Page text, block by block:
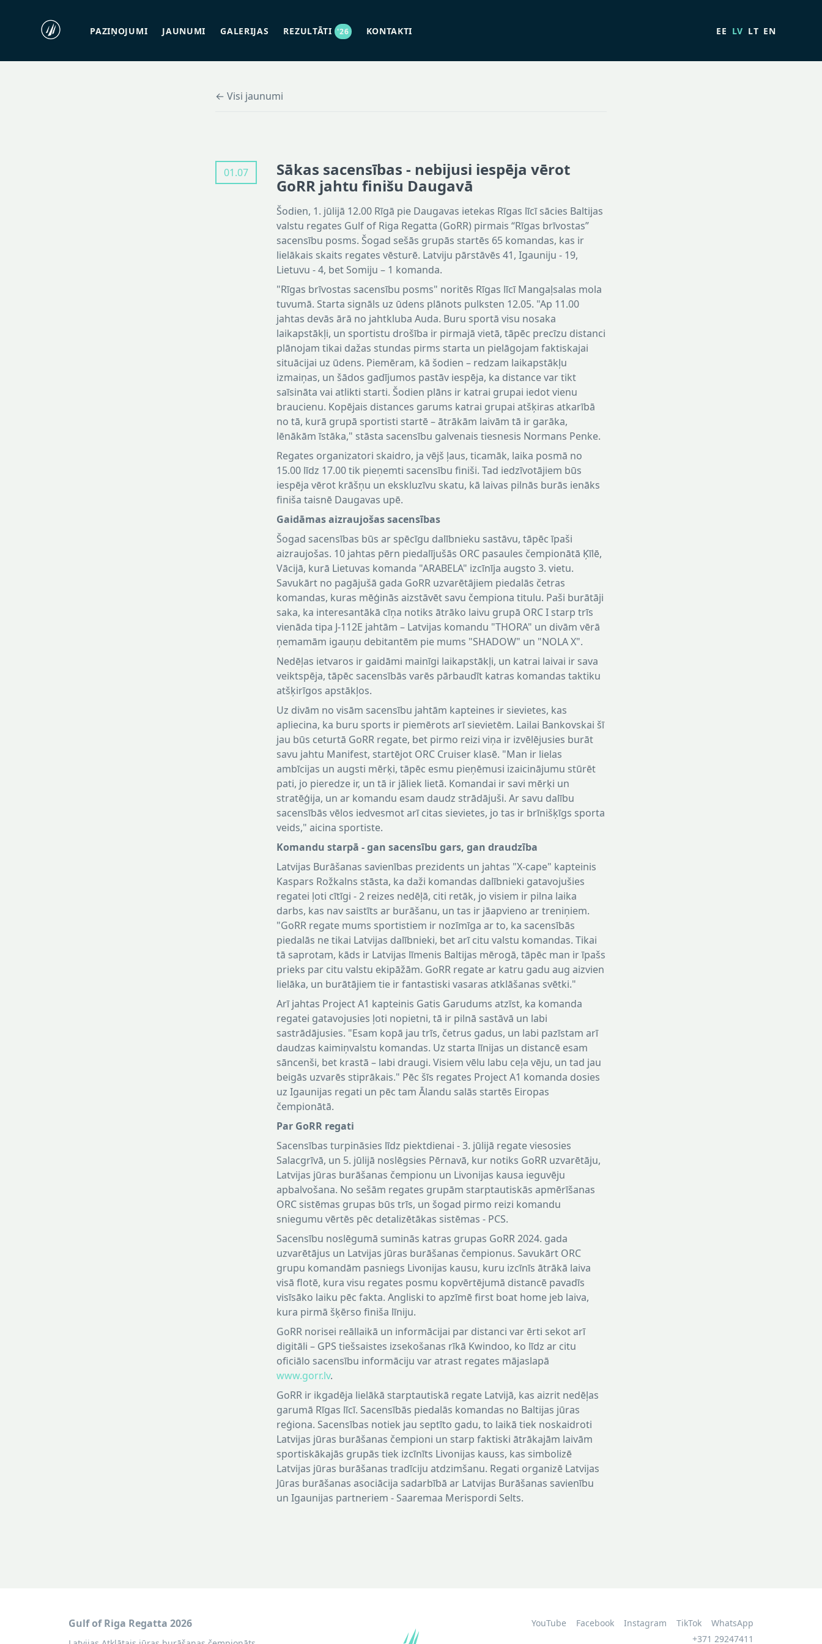
PAZIŅOJUMI JAUNUMI GALERIJAS REZULTĀTI '26 KONTAKTI EE LV LT EN
← Visi jaunumi
01.07
Sākas sacensības - nebijusi iespēja vērot
GoRR jahtu finišu Daugavā
Šodien, 1. jūlijā 12.00 Rīgā pie Daugavas ietekas Rīgas līcī sācies Baltijas
valstu regates Gulf of Riga Regatta (GoRR) pirmais “Rīgas brīvostas”
sacensību posms. Šogad sešās grupās startēs 65 komandas, kas ir
lielākais skaits regates vēsturē. Latviju pārstāvēs 41, Igauniju - 19,
Lietuvu - 4, bet Somiju – 1 komanda.
"Rīgas brīvostas sacensību posms" noritēs Rīgas līcī Mangaļsalas mola
tuvumā. Starta signāls uz ūdens plānots pulksten 12.05. "Ap 11.00
jahtas devās ārā no jahtkluba Auda. Buru sportā visu nosaka
laikapstākļi, un sportistu drošība ir pirmajā vietā, tāpēc precīzu distanci
plānojam tikai dažas stundas pirms starta un pielāgojam faktiskajai
situācijai uz ūdens. Piemēram, kā šodien – redzam laikapstākļu
izmaiņas, un šādos gadījumos pastāv iespēja, ka distance var tikt
saīsināta vai atlikti starti. Šodien plāns ir katrai grupai iedot vienu
braucienu. Kopējais distances garums katrai grupai atšķiras atkarībā
no tā, kurā grupā sportisti startē – ātrākām laivām tā ir garāka,
lēnākām īstāka," stāsta sacensību galvenais tiesnesis Normans Penke.
Regates organizatori skaidro, ja vējš ļaus, ticamāk, laika posmā no
15.00 līdz 17.00 tik pieņemti sacensību finiši. Tad iedzīvotājiem būs
iespēja vērot krāšņu un ekskluzīvu skatu, kā laivas pilnās burās ienāks
finiša taisnē Daugavas upē.
Gaidāmas aizraujošas sacensības
Šogad sacensības būs ar spēcīgu dalībnieku sastāvu, tāpēc īpaši
aizraujošas. 10 jahtas pērn piedalījušās ORC pasaules čempionātā Ķīlē,
Vācijā, kurā Lietuvas komanda "ARABELA" izcīnīja augsto 3. vietu.
Savukārt no pagājušā gada GoRR uzvarētājiem piedalās četras
komandas, kuras mēģinās aizstāvēt savu čempiona titulu. Paši burātāji
saka, ka interesantākā cīņa notiks ātrāko laivu grupā ORC I starp trīs
vienāda tipa J-112E jahtām – Latvijas komandu "THORA" un divām vērā
ņemamām igauņu debitantēm pie mums "SHADOW" un "NOLA X".
Nedēļas ietvaros ir gaidāmi mainīgi laikapstākļi, un katrai laivai ir sava
veiktspēja, tāpēc sacensībās varēs pārbaudīt katras komandas taktiku
atšķirīgos apstākļos.
Uz divām no visām sacensību jahtām kapteines ir sievietes, kas
apliecina, ka buru sports ir piemērots arī sievietēm. Lailai Bankovskai šī
jau būs ceturtā GoRR regate, bet pirmo reizi viņa ir izvēlējusies burāt
savu jahtu Manifest, startējot ORC Cruiser klasē. "Man ir lielas
ambīcijas un augsti mērķi, tāpēc esmu pieņēmusi izaicinājumu stūrēt
pati, jo pieredze ir, un tā ir jāliek lietā. Komandai ir savi mērķi un
stratēģija, un ar komandu esam daudz strādājuši. Ar savu dalību
sacensībās vēlos iedvesmot arī citas sievietes, jo tas ir brīnišķīgs sporta
veids," aicina sportiste.
Komandu starpā - gan sacensību gars, gan draudzība
Latvijas Burāšanas savienības prezidents un jahtas "X-cape" kapteinis
Kaspars Rožkalns stāsta, ka daži komandas dalībnieki gatavojušies
regatei ļoti cītīgi - 2 reizes nedēļā, citi retāk, jo visiem ir pilna laika
darbs, kas nav saistīts ar burāšanu, un tas ir jāapvieno ar treniņiem.
"GoRR regate mums sportistiem ir nozīmīga ar to, ka sacensībās
piedalās ne tikai Latvijas dalībnieki, bet arī citu valstu komandas. Tikai
tā saprotam, kāds ir Latvijas līmenis Baltijas mērogā, tāpēc man ir īpašs
prieks par citu valstu ekipāžām. GoRR regate ar katru gadu aug aizvien
lielāka, un burātājiem tie ir fantastiski vasaras atklāšanas svētki."
Arī jahtas Project A1 kapteinis Gatis Garudums atzīst, ka komanda
regatei gatavojusies ļoti nopietni, tā ir pilnā sastāvā un labi
sastrādājusies. "Esam kopā jau trīs, četrus gadus, un labi pazīstam arī
daudzas kaimiņvalstu komandas. Uz starta līnijas un distancē esam
sāncenši, bet krastā – labi draugi. Visiem vēlu labu ceļa vēju, un tad jau
beigās uzvarēs stiprākais." Pēc šīs regates Project A1 komanda dosies
uz Igaunijas regati un pēc tam Ālandu salās startēs Eiropas
čempionātā.
Par GoRR regati
Sacensības turpināsies līdz piektdienai - 3. jūlijā regate viesosies
Salacgrīvā, un 5. jūlijā noslēgsies Pērnavā, kur notiks GoRR uzvarētāju,
Latvijas jūras burāšanas čempionu un Livonijas kausa ieguvēju
apbalvošana. No sešām regates grupām starptautiskās apmērīšanas
ORC sistēmas grupas būs trīs, un šogad pirmo reizi komandu
sniegumu vērtēs pēc detalizētākas sistēmas - PCS.
Sacensību noslēgumā suminās katras grupas GoRR 2024. gada
uzvarētājus un Latvijas jūras burāšanas čempionus. Savukārt ORC
grupu komandām pasniegs Livonijas kausu, kuru izcīnīs ātrākā laiva
visā flotē, kura visu regates posmu kopvērtējumā distancē pavadīs
visīsāko laiku pēc fakta. Angliski to apzīmē first boat home jeb laiva,
kura pirmā šķērso finiša līniju.
GoRR norisei reāllaikā un informācijai par distanci var ērti sekot arī
digitāli – GPS tiešsaistes izsekošanas rīkā Kwindoo, ko līdz ar citu
oficiālo sacensību informāciju var atrast regates mājaslapā
www.gorr.lv.
GoRR ir ikgadēja lielākā starptautiskā regate Latvijā, kas aizrit nedēļas
garumā Rīgas līcī. Sacensībās piedalās komandas no Baltijas jūras
reģiona. Sacensības notiek jau septīto gadu, to laikā tiek noskaidroti
Latvijas jūras burāšanas čempioni un starp faktiski ātrākajām laivām
sportiskākajās grupās tiek izcīnīts Livonijas kauss, kas simbolizē
Latvijas jūras burāšanas tradīciju atdzimšanu. Regati organizē Latvijas
Jūras burāšanas asociācija sadarbībā ar Latvijas Burāšanas savienību
un Igaunijas partneriem - Saaremaa Merispordi Selts.
Gulf of Riga Regatta 2026 YouTube Facebook Instagram TikTok
WhatsApp
+371 29247411